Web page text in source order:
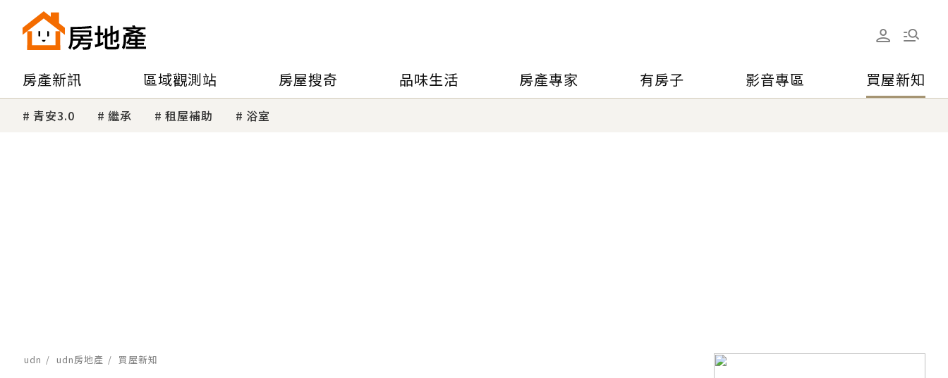
房產新訊 區域觀測站 房屋搜奇 品味生活 房產專家 有房子 影音專區 買屋新知
青安3.0 繼承 租屋補助 浴室
udn udn房地產 買屋新知